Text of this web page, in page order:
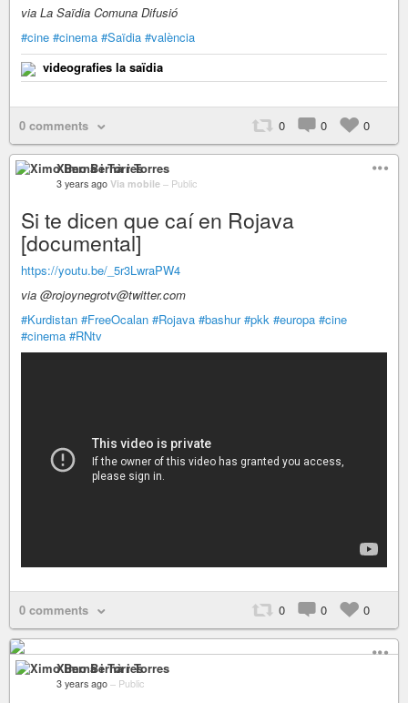
via La Saïdia Comuna Difusió
#cine #cinema #Saïdia #valència
videografies la saïdia
0 comments 0 0 0
Ximo Bernà i Torres
3 years ago Via mobile – Public
Si te dicen que caí en Rojava
[documental]
https://youtu.be/_5r3LwraPW4
via @rojoynegrotv@twitter.com
#Kurdistan #FreeOcalan #Rojava #bashur #pkk #europa #cine
#cinema #RNtv
0 comments 0 0 0
Ximo Bernà i Torres
3 years ago – Public